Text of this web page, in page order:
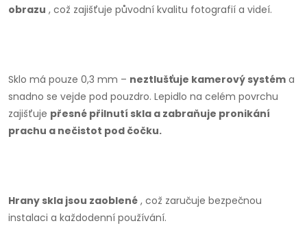
obrazu , což zajišťuje původní kvalitu fotografií a videí.
Sklo má pouze 0,3 mm – neztlušťuje kamerový systém a
snadno se vejde pod pouzdro. Lepidlo na celém povrchu
zajišťuje přesné přilnutí skla a zabraňuje pronikání
prachu a nečistot pod čočku.
Hrany skla jsou zaoblené , což zaručuje bezpečnou
instalaci a každodenní používání.